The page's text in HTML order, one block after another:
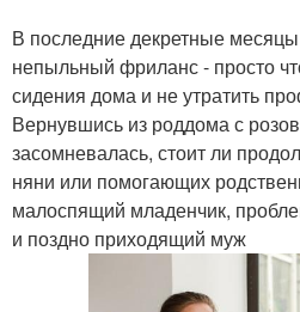
В последние декретные
непыльный фриланс - просто
сидения дома и не утратить
Вернувшись из роддома с
засомневалась, стоит ли
няни или помогающих
малоспящий младенчик,
и поздно приходящий муж